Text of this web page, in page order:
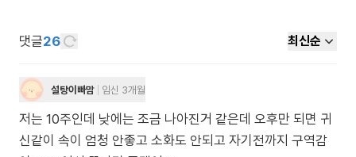
댓글26 최신순
설탕이빠맘 임신 3개월
저는 10주인데 낮에는 조금 나아진거 같은데 오후만 되면 귀
신같이 속이 엄청 안좋고 소화도 안되고 자기전까지 구역감